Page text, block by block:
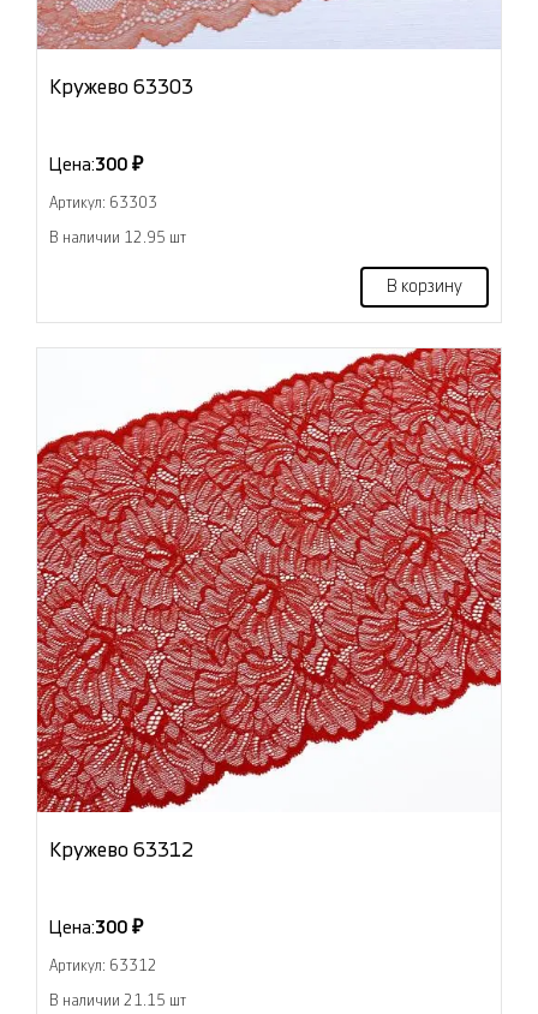
Кружево 63303
Цена:300 ₽
Артикул: 63303
В наличии 12.95 шт
В корзину
Кружево 63312
Цена:300 ₽
Артикул: 63312
В наличии 21.15 шт